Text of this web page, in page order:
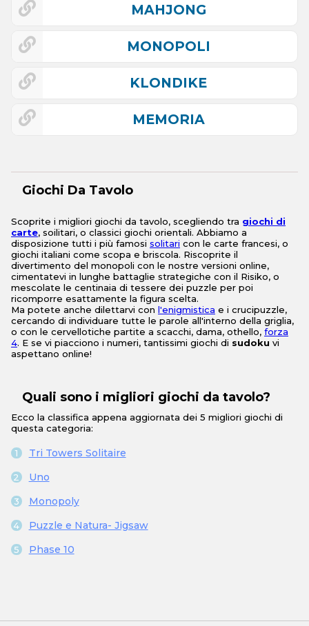
MAHJONG
MONOPOLI
KLONDIKE
MEMORIA
Giochi Da Tavolo
Scoprite i migliori giochi da tavolo, scegliendo tra giochi di
carte, soilitari, o classici giochi orientali. Abbiamo a
disposizione tutti i più famosi solitari con le carte francesi, o
giochi italiani come scopa e briscola. Riscoprite il
divertimento del monopoli con le nostre versioni online,
cimentatevi in lunghe battaglie strategiche con il Risiko, o
mescolate le centinaia di tessere dei puzzle per poi
ricomporre esattamente la figura scelta.
Ma potete anche dilettarvi con l'enigmistica e i crucipuzzle,
cercando di individuare tutte le parole all'interno della griglia,
o con le cervellotiche partite a scacchi, dama, othello, forza
4. E se vi piacciono i numeri, tantissimi giochi di sudoku vi
aspettano online!
Quali sono i migliori giochi da tavolo?
Ecco la classifica appena aggiornata dei 5 migliori giochi di
questa categoria:
Tri Towers Solitaire
Uno
Monopoly
Puzzle e Natura- Jigsaw
Phase 10